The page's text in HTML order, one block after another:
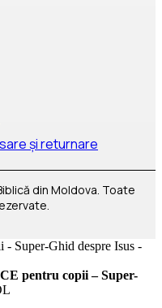
și returnare
din Moldova. Toate
pentru copii – Super-